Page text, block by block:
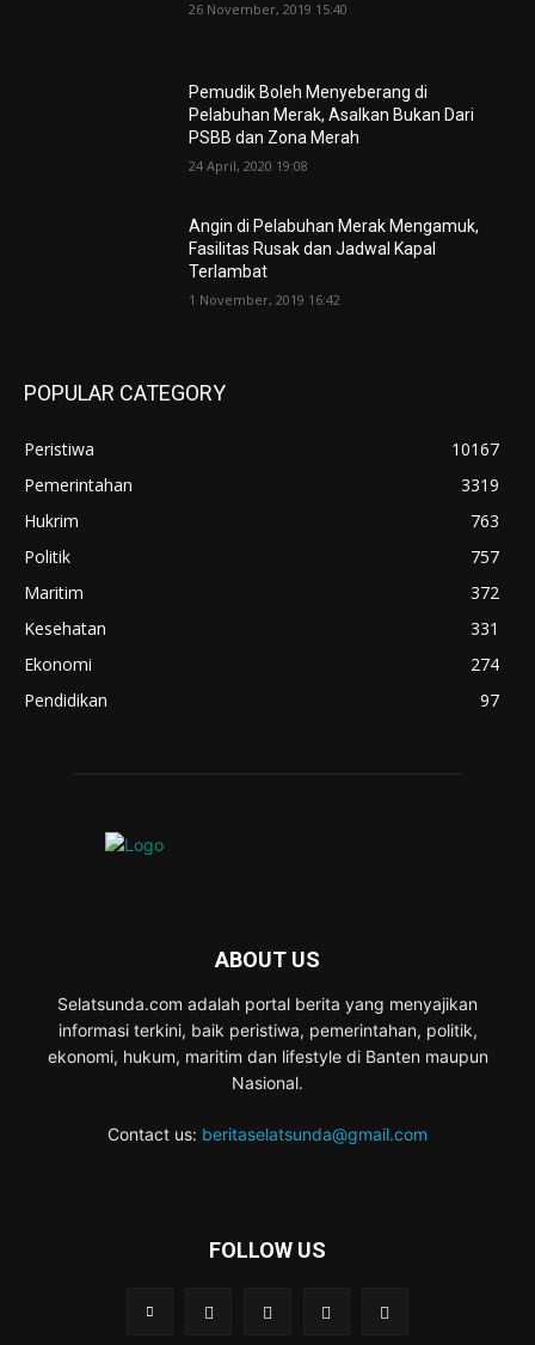
26 November, 2019 15:40
Pemudik Boleh Menyeberang di
Pelabuhan Merak, Asalkan Bukan Dari
PSBB dan Zona Merah
24 April, 2020 19:08
Angin di Pelabuhan Merak Mengamuk,
Fasilitas Rusak dan Jadwal Kapal
Terlambat
1 November, 2019 16:42
POPULAR CATEGORY
Peristiwa
10167
Pemerintahan
3319
Hukrim
763
Politik
757
Maritim
372
Kesehatan
331
Ekonomi
274
Pendidikan
97
ABOUT US
Selatsunda.com adalah portal berita yang menyajikan
informasi terkini, baik peristiwa, pemerintahan, politik,
ekonomi, hukum, maritim dan lifestyle di Banten maupun
Nasional.
Contact us: beritaselatsunda@gmail.com
FOLLOW US